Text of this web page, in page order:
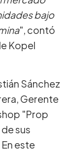
bajo
", contó
Kopel
Sánchez
Gerente
"Prop
sus
este